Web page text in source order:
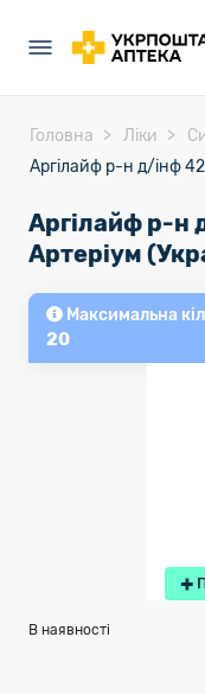
Головна Ліки
Аргілайф р-н д/інф
Аргілайф р-н
Артеріум
Максимальна
20
В наявності